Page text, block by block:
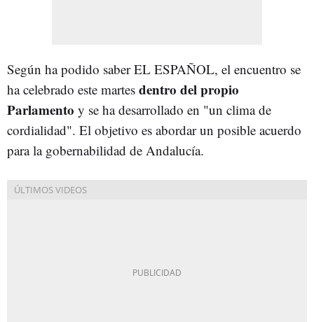
Según ha podido saber EL ESPAÑOL, el encuentro se
ha celebrado este martes dentro del propio
Parlamento y se ha desarrollado en "un clima de
cordialidad". El objetivo es abordar un posible acuerdo
para la gobernabilidad de Andalucía.